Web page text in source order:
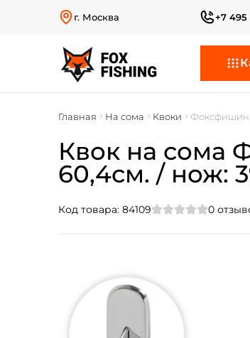
г. Москва +7 495
Главная На сома Квоки
Квок на сома
60,4см. / нож:
Код товара: 84109 0